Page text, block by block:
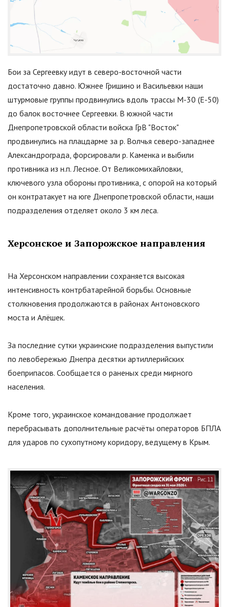
Бои за Сергеевку идут в северо-восточной части
достаточно давно. Южнее Гришино и Васильевки наши
штурмовые группы продвинулись вдоль трассы М-30 (Е-50)
до балок восточнее Сергеевки. В южной части
Днепропетровской области войска ГрВ "Восток"
продвинулись на плацдарме за р. Волчья северо-западнее
Александрограда, форсировали р. Каменка и выбили
противника из н.п. Лесное. От Великомихайловки,
ключевого узла обороны противника, с опорой на который
он контратакует на юге Днепропетровской области, наши
подразделения отделяет около 3 км леса.
Херсонское и Запорожское направления
На Херсонском направлении сохраняется высокая
интенсивность контрбатарейной борьбы. Основные
столкновения продолжаются в районах Антоновского
моста и Алёшек.
За последние сутки украинские подразделения выпустили
по левобережью Днепра десятки артиллерийских
боеприпасов. Сообщается о раненых среди мирного
населения.
Кроме того, украинское командование продолжает
перебрасывать дополнительные расчёты операторов БПЛА
для ударов по сухопутному коридору, ведущему в Крым.